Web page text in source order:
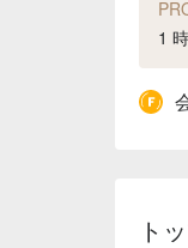
1
ト